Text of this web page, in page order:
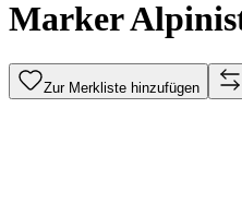
Marker
Zur Merkliste hinzufügen